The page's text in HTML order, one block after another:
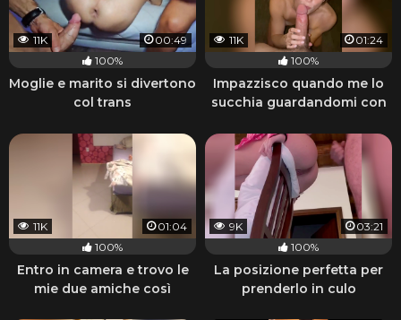
11K
00:49
100%
Moglie e marito si divertono
col trans
11K
01:24
100%
Impazzisco quando me lo
succhia guardandomi con
11K
01:04
100%
Entro in camera e trovo le
mie due amiche così
9K
03:21
100%
La posizione perfetta per
prenderlo in culo